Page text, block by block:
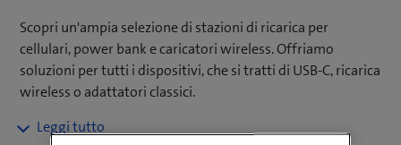
Scopri un'ampia selezione di stazioni di ricarica per
cellulari, power bank e caricatori wireless. Offriamo
soluzioni per tutti i dispositivi, che si tratti di USB-C, ricarica
wireless o adattatori classici.
Ricarica i tuoi dispositivi in modo semplice e veloce a casa